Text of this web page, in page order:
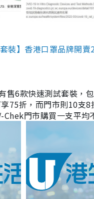
裝】香港口罩品牌開
售6款快速測試套裝，
75折，而門市則10
門市購買一支平